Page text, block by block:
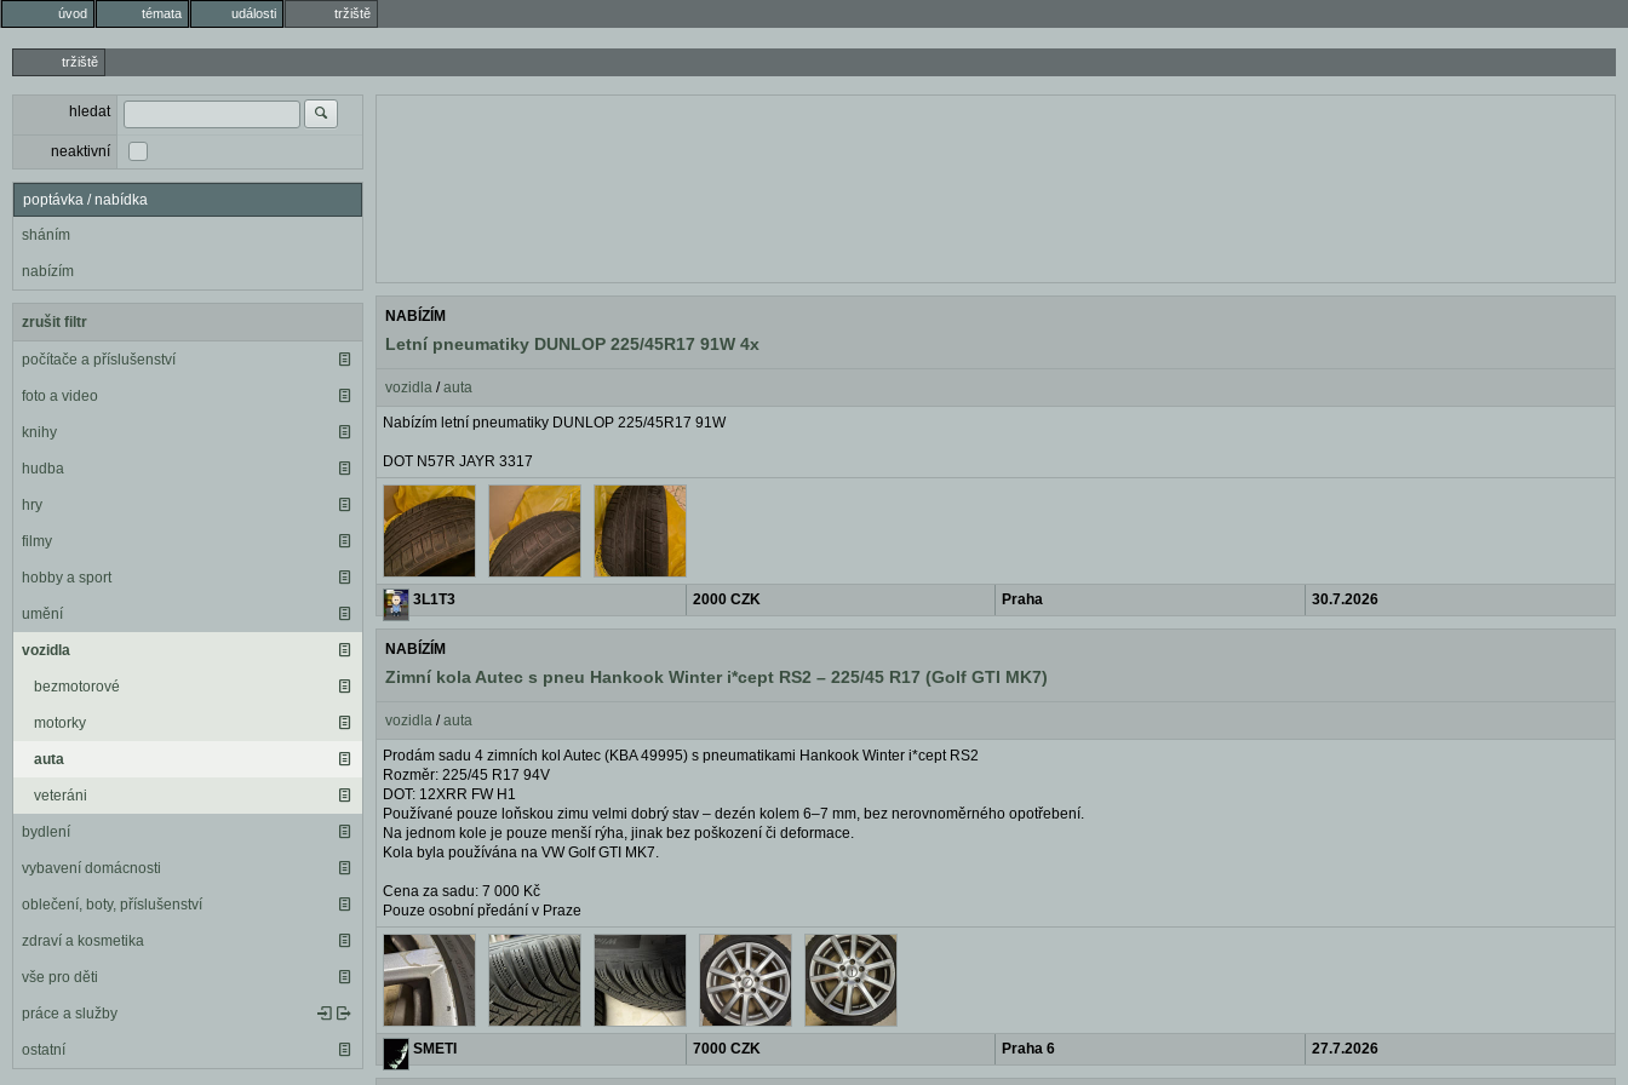
úvod témata události tržiště
tržiště
hledat
neaktivní
poptávka / nabídka
sháním
nabízím
zrušit filtr
počítače a příslušenství
foto a video
knihy
hudba
hry
filmy
hobby a sport
umění
vozidla
bezmotorové
motorky
auta
veteráni
bydlení
vybavení domácnosti
oblečení, boty, příslušenství
zdraví a kosmetika
vše pro děti
práce a služby
ostatní
NABÍZÍM
Letní pneumatiky DUNLOP 225/45R17 91W 4x
vozidla /auta
Nabízím letní pneumatiky DUNLOP 225/45R17 91W
DOT N57R JAYR 3317
3L1T3 2000 CZK Praha 30.7.2026
NABÍZÍM
Zimní kola Autec s pneu Hankook Winter i*cept RS2 – 225/45 R17 (Golf GTI MK7)
vozidla /auta
Prodám sadu 4 zimních kol Autec (KBA 49995) s pneumatikami Hankook Winter i*cept RS2
Rozměr: 225/45 R17 94V
DOT: 12XRR FW H1
Používané pouze loňskou zimu velmi dobrý stav – dezén kolem 6–7 mm, bez nerovnoměrného opotřebení.
Na jednom kole je pouze menší rýha, jinak bez poškození či deformace.
Kola byla používána na VW Golf GTI MK7.
Cena za sadu: 7 000 Kč
Pouze osobní předání v Praze
SMETI 7000 CZK Praha 6 27.7.2026